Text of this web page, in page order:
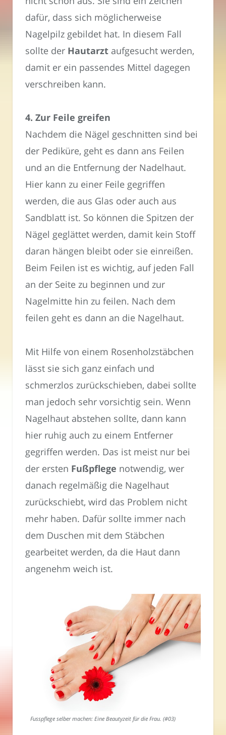
dafür, dass sich möglicherweise
Nagelpilz gebildet hat. In diesem Fall
sollte der Hautarzt aufgesucht werden,
damit er ein passendes Mittel dagegen
verschreiben kann.
4. Zur Feile greifen
Nachdem die Nägel geschnitten sind bei
der Pediküre, geht es dann ans Feilen
und an die Entfernung der Nadelhaut.
Hier kann zu einer Feile gegriffen
werden, die aus Glas oder auch aus
Sandblatt ist. So können die Spitzen der
Nägel geglättet werden, damit kein Stoff
daran hängen bleibt oder sie einreißen.
Beim Feilen ist es wichtig, auf jeden Fall
an der Seite zu beginnen und zur
Nagelmitte hin zu feilen. Nach dem
feilen geht es dann an die Nagelhaut.
Mit Hilfe von einem Rosenholzstäbchen
lässt sie sich ganz einfach und
schmerzlos zurückschieben, dabei sollte
man jedoch sehr vorsichtig sein. Wenn
Nagelhaut abstehen sollte, dann kann
hier ruhig auch zu einem Entferner
gegriffen werden. Das ist meist nur bei
der ersten Fußpflege notwendig, wer
danach regelmäßig die Nagelhaut
zurückschiebt, wird das Problem nicht
mehr haben. Dafür sollte immer nach
dem Duschen mit dem Stäbchen
gearbeitet werden, da die Haut dann
angenehm weich ist.
Fusspflege selber machen: Eine Beautyzeit für die Frau. (#03)